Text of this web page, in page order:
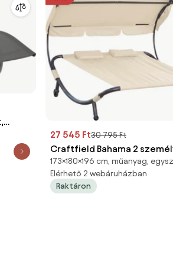
27 545 Ft30 795 Ft
Craftfield Bahama 2
pihenőágy, bézs
173×180×196 cm, műanyag,
Elérhető 2 webáruházban
Raktáron